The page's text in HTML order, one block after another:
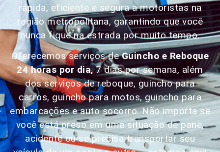
rápida, eficiente e segura a motoristas na
região metropolitana, garantindo que você
nunca fique na estrada por muito tempo.
Oferecemos serviços deGuincho e Reboque
24 horas por dia, 7 dias por semana, além
dos serviços de reboque, guincho para
carros, guincho para motos, guincho para
embarcações e auto socorro. Não importa se
você está preso em uma situação de pane,
acidente ou se precisa transportar seu